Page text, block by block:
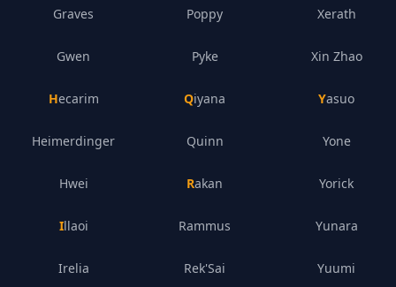
Graves
Gwen
Hecarim
Heimerdinger
Hwei
Illaoi
Irelia
Poppy
Pyke
Qiyana
Quinn
Rakan
Rammus
Rek'Sai
Xerath
Xin Zhao
Yasuo
Yone
Yorick
Yunara
Yuumi